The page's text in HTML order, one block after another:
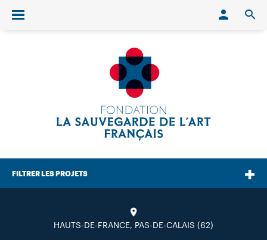
Ouvrir/fermer le menu
FILTRER LES PROJETS
HAUTS-DE-FRANCE, PAS-DE-CALAIS (62)